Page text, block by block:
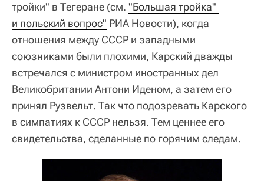
тройки" в Тегеране (см. "Большая тройка"
и польский вопрос" РИА Новости), когда
отношения между СССР и западными
союзниками были плохими, Карский дважды
встречался с министром иностранных дел
Великобритании Антони Иденом, а затем его
принял Рузвельт. Так что подозревать Карского
в симпатиях к СССР нельзя. Тем ценнее его
свидетельства, сделанные по горячим следам.